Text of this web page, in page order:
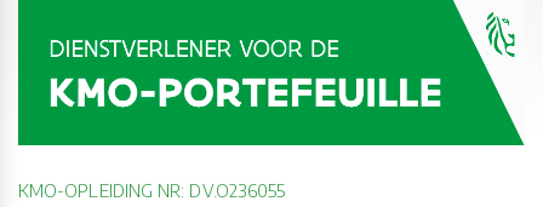
KMO-OPLEIDING NR: DV.O236055